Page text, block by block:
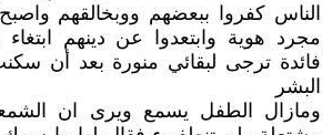
الناس كفروا ببعضهم ووبخالقهم واصبح
مجرد هوية وابتعدوا عن دينهم
فائدة ترجى لبقائي منورة بعد أن
البشر
ومازال الطفل يسمع ويرى ان